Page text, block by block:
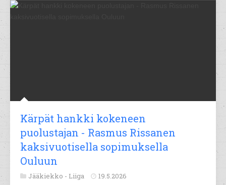
Kärpät hankki kokeneen
puolustajan - Rasmus Rissanen
kaksivuotisella sopimuksella
Ouluun
Jääkiekko - Liiga 19.5.2026